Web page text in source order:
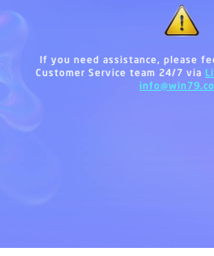
If you need assistance, please
Customer Service team 24/7 via